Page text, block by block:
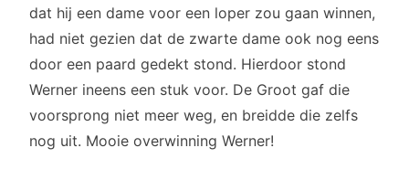
dat hij een dame voor een loper zou gaan winnen,
had niet gezien dat de zwarte dame ook nog eens
door een paard gedekt stond. Hierdoor stond
Werner ineens een stuk voor. De Groot gaf die
voorsprong niet meer weg, en breidde die zelfs
nog uit. Mooie overwinning Werner!